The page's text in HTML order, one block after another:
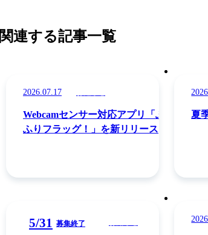
関連する記事一覧
2026.07.17
Webcamセンサー対応アプリ「ふり
ふりフラッグ！」を新リリース
夏
5/31 募集終了